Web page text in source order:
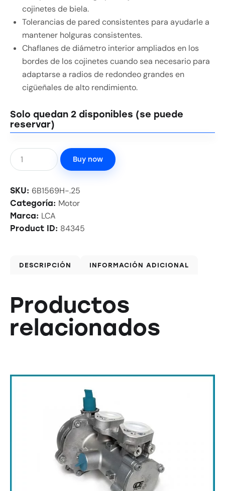
cojinetes de biela.
Tolerancias de pared consistentes para ayudarle a
mantener holguras consistentes.
Chaflanes de diámetro interior ampliados en los
bordes de los cojinetes cuando sea necesario para
adaptarse a radios de redondeo grandes en
cigüeñales de alto rendimiento.
Solo quedan 2 disponibles (se puede
reservar)
Buy now
SKU: 6B1569H-.25
Categoría: Motor
Marca: LCA
Product ID: 84345
DESCRIPCIÓN INFORMACIÓN ADICIONAL
Productos
relacionados